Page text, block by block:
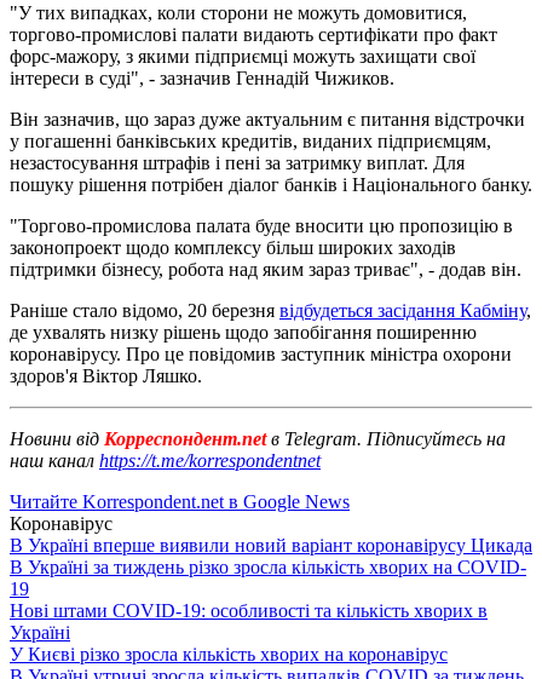
"У тих випадках, коли сторони не можуть домовитися,
торгово-промислові палати видають сертифікати про факт
форс-мажору, з якими підприємці можуть захищати свої
інтереси в суді", - зазначив Геннадій Чижиков.
Він зазначив, що зараз дуже актуальним є питання відстрочки
у погашенні банківських кредитів, виданих підприємцям,
незастосування штрафів і пені за затримку виплат. Для
пошуку рішення потрібен діалог банків і Національного банку.
"Торгово-промислова палата буде вносити цю пропозицію в
законопроект щодо комплексу більш широких заходів
підтримки бізнесу, робота над яким зараз триває", - додав він.
Раніше стало відомо, 20 березня відбудеться засідання Кабміну,
де ухвалять низку рішень щодо запобігання поширенню
коронавірусу. Про це повідомив заступник міністра охорони
здоров'я Віктор Ляшко.
Новини від Корреспондент.netв Telegram. Підписуйтесь на
наш канал https://t.me/korrespondentnet
Читайте Korrespondent.net в Google News
Коронавірус
В Україні вперше виявили новий варіант коронавірусу Цикада
В Україні за тиждень різко зросла кількість хворих на COVID-
19
Нові штами COVID-19: особливості та кількість хворих в
Україні
У Києві різко зросла кількість хворих на коронавірус